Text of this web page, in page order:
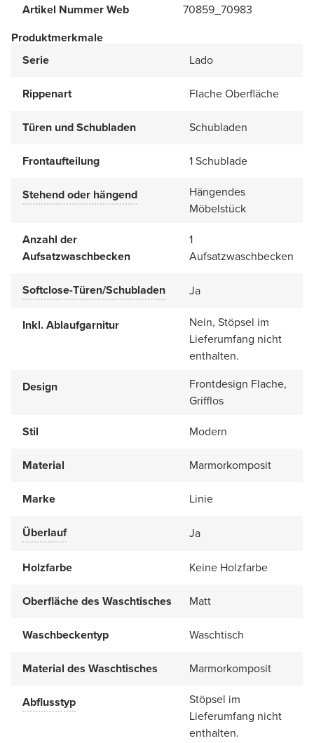
Artikel Nummer Web
70859_70983
Produktmerkmale
Serie
Lado
Rippenart Flache Oberfläche
Türen und Schubladen Schubladen
Frontaufteilung 1 Schublade
Stehend oder hängend
Hängendes
Möbelstück
Anzahl der
Aufsatzwaschbecken
1
Aufsatzwaschbecken
Softclose-Türen/Schubladen Ja
Inkl. Ablaufgarnitur
Nein, Stöpsel im
Lieferumfang nicht
enthalten.
Design
Frontdesign Flache,
Grifflos
Stil
Modern
Material Marmorkomposit
Marke Linie
Überlauf Ja
Holzfarbe Keine Holzfarbe
Oberfläche des Waschtisches Matt
Waschbeckentyp Waschtisch
Material des Waschtisches Marmorkomposit
Abflusstyp
Stöpsel im
Lieferumfang nicht
enthalten.